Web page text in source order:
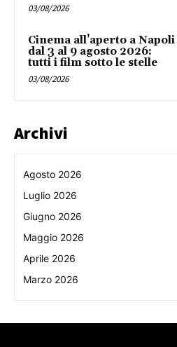
03/08/2026
Cinema all’aperto a Napoli
dal 3 al 9 agosto 2026:
tutti i film sotto le stelle
03/08/2026
Archivi
Agosto 2026
Luglio 2026
Giugno 2026
Maggio 2026
Aprile 2026
Marzo 2026